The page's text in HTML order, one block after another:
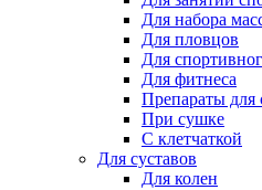
Для набора
Для пловцов
Для
Для фитнеса
Препараты для
При сушке
С клетчаткой
Для суставов
Для колен